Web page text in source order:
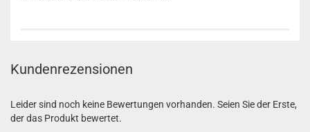
Kundenrezensionen
Leider sind noch keine Bewertungen vorhanden. Seien Sie der Erste,
der das Produkt bewertet.